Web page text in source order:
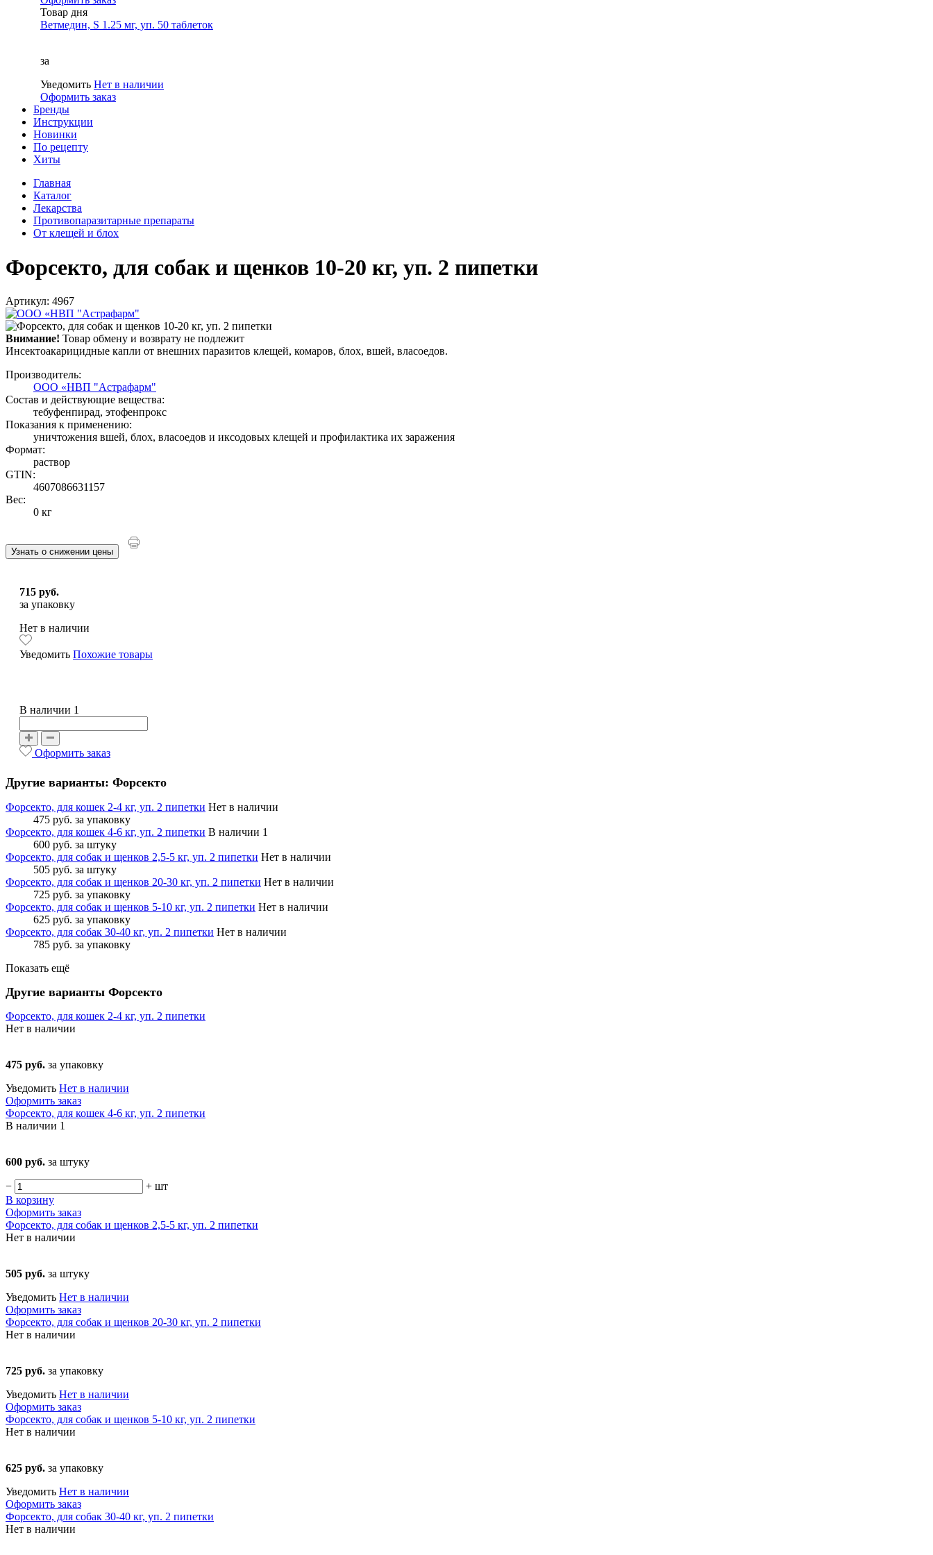
Товар дня
Ветмедин, S 1.25 мг, уп. 50 таблеток
за
Уведомить Нет в наличии
Оформить заказ
Бренды
Инструкции
Новинки
По рецепту
Хиты
Главная
Каталог
Лекарства
Противопаразитарные препараты
От клещей и блох
Форсекто, для собак и щенков 10-20 кг, уп. 2 пипетки
Артикул: 4967
Внимание! Товар обмену и возврату не подлежит
Инсектоакарицидные капли от внешних паразитов клещей, комаров, блох, вшей, власоедов.
Производитель:
ООО «НВП "Астрафарм"
Состав и действующие вещества:
тебуфенпирад, этофенпрокс
Показания к применению:
уничтожения вшей, блох, власоедов и иксодовых клещей и профилактика их заражения
Формат:
раствор
GTIN:
4607086631157
Вес:
0 кг
Узнать о снижении цены
715 руб.
за упаковку
Нет в наличии
Уведомить Похожие товары
В наличии 1
Оформить заказ
Другие варианты: Форсекто
Форсекто, для кошек 2-4 кг, уп. 2 пипетки Нет в наличии
475 руб. за упаковку
Форсекто, для кошек 4-6 кг, уп. 2 пипетки В наличии 1
600 руб. за штуку
Форсекто, для собак и щенков 2,5-5 кг, уп. 2 пипетки Нет в наличии
505 руб. за штуку
Форсекто, для собак и щенков 20-30 кг, уп. 2 пипетки Нет в наличии
725 руб. за упаковку
Форсекто, для собак и щенков 5-10 кг, уп. 2 пипетки Нет в наличии
625 руб. за упаковку
Форсекто, для собак 30-40 кг, уп. 2 пипетки Нет в наличии
785 руб. за упаковку
Показать ещё
Другие варианты Форсекто
Форсекто, для кошек 2-4 кг, уп. 2 пипетки
Нет в наличии
475 руб. за упаковку
Уведомить Нет в наличии
Оформить заказ
Форсекто, для кошек 4-6 кг, уп. 2 пипетки
В наличии 1
600 руб. за штуку
− + шт
В корзину
Оформить заказ
Форсекто, для собак и щенков 2,5-5 кг, уп. 2 пипетки
Нет в наличии
505 руб. за штуку
Уведомить Нет в наличии
Оформить заказ
Форсекто, для собак и щенков 20-30 кг, уп. 2 пипетки
Нет в наличии
725 руб. за упаковку
Уведомить Нет в наличии
Оформить заказ
Форсекто, для собак и щенков 5-10 кг, уп. 2 пипетки
Нет в наличии
625 руб. за упаковку
Уведомить Нет в наличии
Оформить заказ
Форсекто, для собак 30-40 кг, уп. 2 пипетки
Нет в наличии